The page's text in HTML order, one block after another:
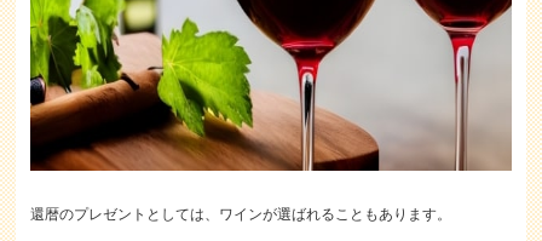
還暦のプレゼントとしては、ワインが選ばれることもあります。